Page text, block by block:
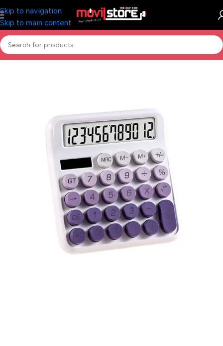
Skip to navigation
Skip to main content
Inicio/Marroquinería y Librería/Librería